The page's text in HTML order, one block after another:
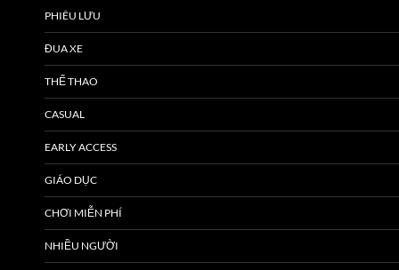
PHIÊU LƯU
ĐUA XE
THỂ THAO
CASUAL
EARLY ACCESS
GIÁO DỤC
CHƠI MIỄN PHÍ
NHIỀU NGƯỜI